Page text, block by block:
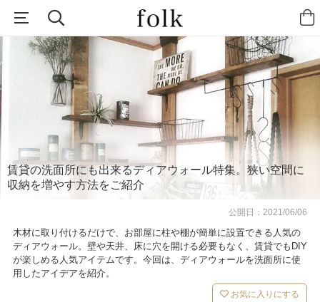
賃貸の洗面所にも出来るディアウォール特集。狭い空間に
収納を増やす方法をご紹介
公開日：2021/06/06
木材に取り付けるだけで、お部屋に柱や棚が簡単に設置できる人気の
ディアウォール。壁や天井、床に穴を開ける必要もなく、賃貸でもDIY
が楽しめる人気アイテムです。今回は、ディアウォールを洗面所に使
用したアイデアを紹介。
お気に入りにする